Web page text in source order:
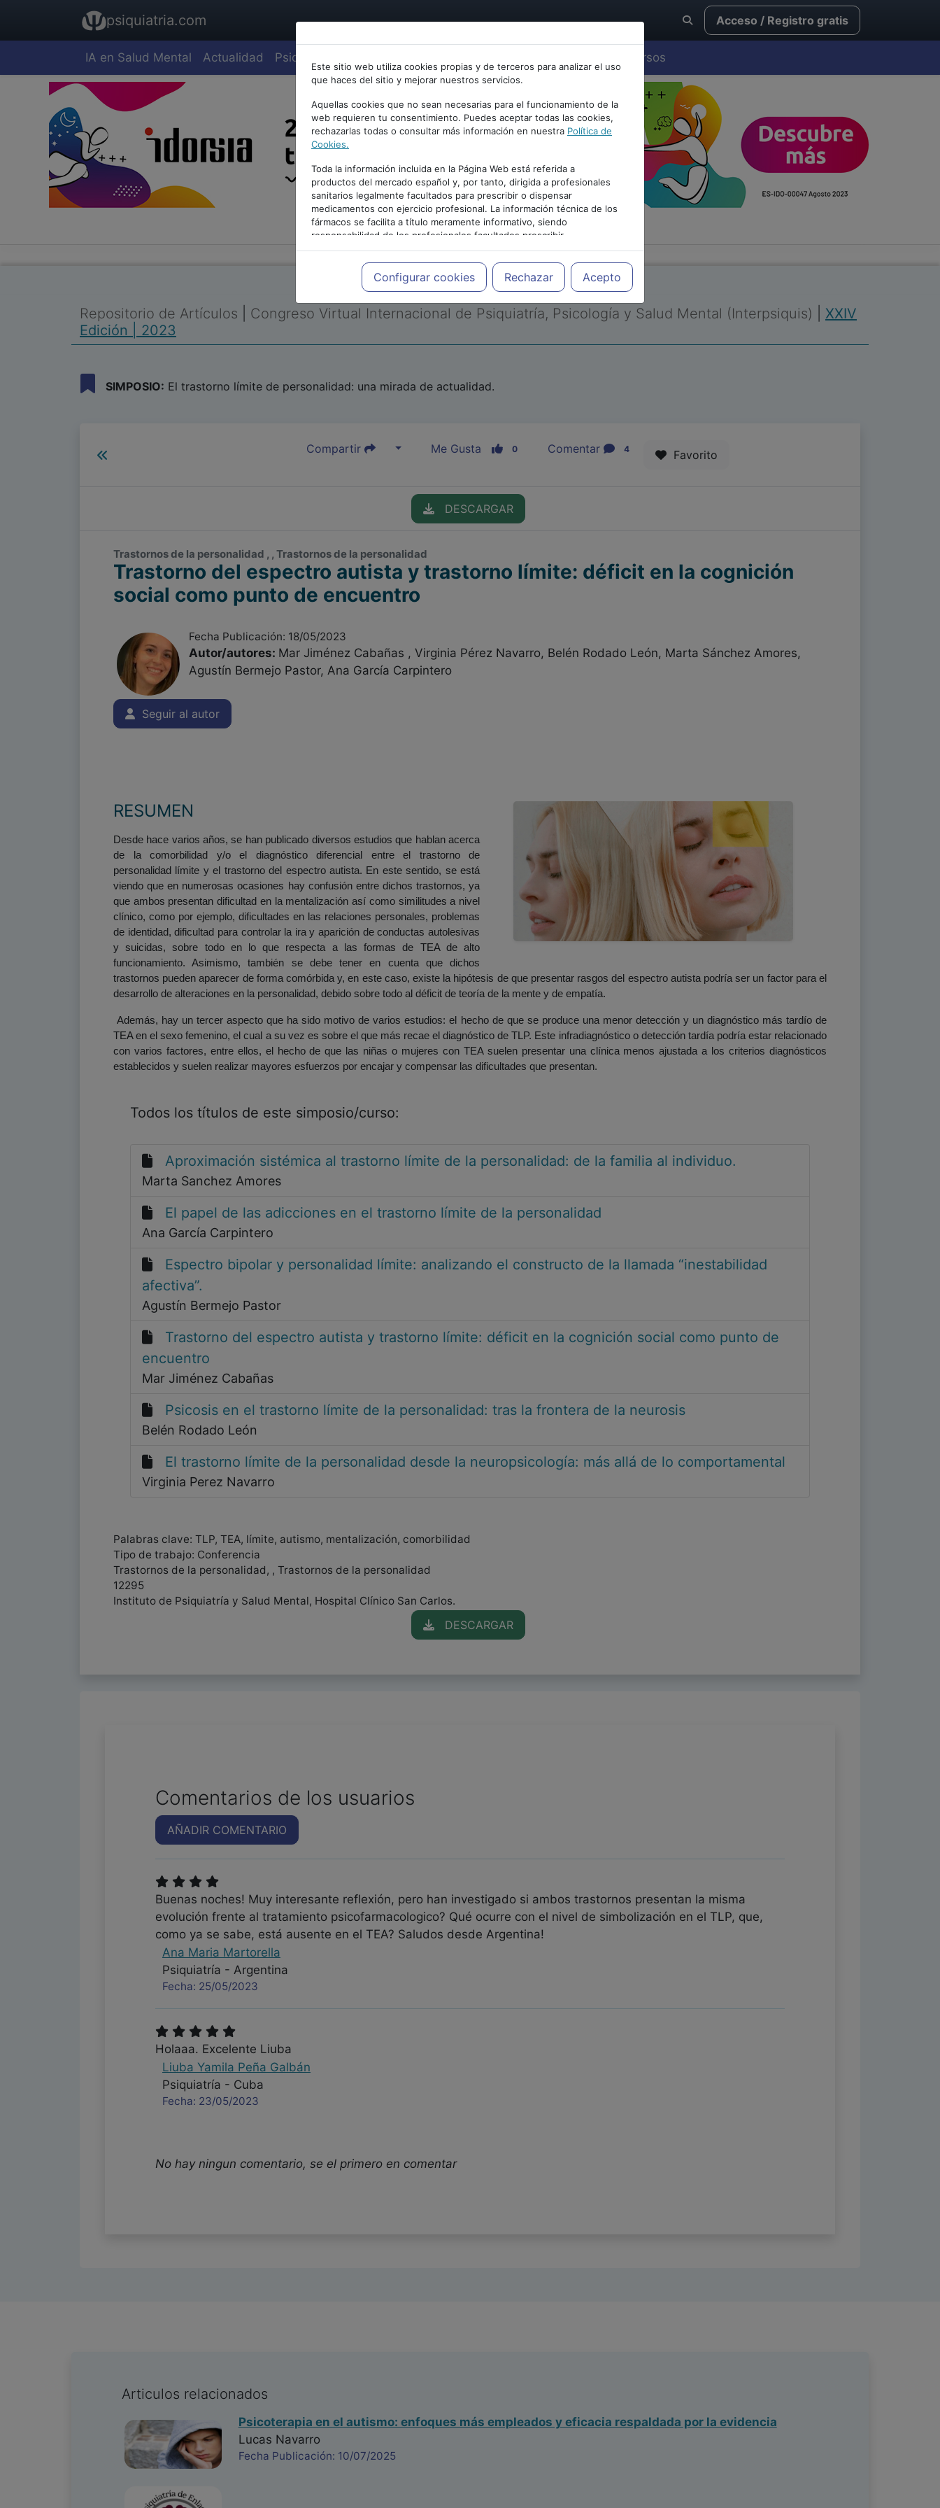
psiquiatria.com Acceso / Registro gratis
IA en Salud Mental Actualidad Psiquiatría Cursos
Este sitio web utiliza cookies propias y de terceros para analizar el uso
que haces del sitio y mejorar nuestros servicios.
Aquellas cookies que no sean necesarias para el funcionamiento de la
web requieren tu consentimiento. Puedes aceptar todas las cookies,
rechazarlas todas o consultar más información en nuestra Política de
Cookies.
Toda la información incluida en la Página Web está referida a
productos del mercado español y, por tanto, dirigida a profesionales
sanitarios legalmente facultados para prescribir o dispensar
medicamentos con ejercicio profesional. La información técnica de los
fármacos se facilita a título meramente informativo, siendo
responsabilidad de los profesionales facultados prescribir
medicamentos y decidir, en cada caso concreto, el tratamiento más
adecuado a las necesidades del paciente.
Configurar cookies Rechazar Acepto
PUBLICIDAD
Repositorio de Artículos Congreso Virtual Internacional de Psiquiatría, Psicología y Salud Mental (Interpsiquis)
XXIV
Edición | 2023
SIMPOSIO: El trastorno límite de personalidad: una mirada de actualidad.
Compartir Me Gusta 0 Comentar 4 Favorito
DESCARGAR
Trastornos de la personalidad , , Trastornos de la personalidad
Trastorno del espectro autista y trastorno límite: déficit en la cognición
social como punto de encuentro
Fecha Publicación: 18/05/2023
Autor/autores: Mar Jiménez Cabañas , Virginia Pérez Navarro, Belén Rodado León, Marta Sánchez Amores,
Agustín Bermejo Pastor, Ana García Carpintero
Seguir al autor
RESUMEN
Desde hace varios años, se han publicado diversos estudios que hablan acerca
de la comorbilidad y/o el diagnóstico diferencial entre el trastorno de
personalidad límite y el trastorno del espectro autista. En este sentido, se está
viendo que en numerosas ocasiones hay confusión entre dichos trastornos, ya
que ambos presentan dificultad en la mentalización así como similitudes a nivel
clínico, como por ejemplo, dificultades en las relaciones personales, problemas
de identidad, dificultad para controlar la ira y aparición de conductas autolesivas
y suicidas, sobre todo en lo que respecta a las formas de TEA de alto
funcionamiento. Asimismo, también se debe tener en cuenta que dichos
trastornos pueden aparecer de forma comórbida y, en este caso, existe la hipótesis de que presentar rasgos del espectro autista podría ser un factor para el
desarrollo de alteraciones en la personalidad, debido sobre todo al déficit de teoría de la mente y de empatía.
Además, hay un tercer aspecto que ha sido motivo de varios estudios: el hecho de que se produce una menor detección y un diagnóstico más tardío de
TEA en el sexo femenino, el cual a su vez es sobre el que más recae el diagnóstico de TLP. Este infradiagnóstico o detección tardía podría estar relacionado
con varios factores, entre ellos, el hecho de que las niñas o mujeres con TEA suelen presentar una clínica menos ajustada a los criterios diagnósticos
establecidos y suelen realizar mayores esfuerzos por encajar y compensar las dificultades que presentan.
Todos los títulos de este simposio/curso:
Aproximación sistémica al trastorno límite de la personalidad: de la familia al individuo.
Marta Sanchez Amores
El papel de las adicciones en el trastorno límite de la personalidad
Ana García Carpintero
Espectro bipolar y personalidad límite: analizando el constructo de la llamada “inestabilidad
afectiva”.
Agustín Bermejo Pastor
Trastorno del espectro autista y trastorno límite: déficit en la cognición social como punto de
encuentro
Mar Jiménez Cabañas
Psicosis en el trastorno límite de la personalidad: tras la frontera de la neurosis
Belén Rodado León
El trastorno límite de la personalidad desde la neuropsicología: más allá de lo comportamental
Virginia Perez Navarro
Palabras clave: TLP, TEA, límite, autismo, mentalización, comorbilidad
Tipo de trabajo: Conferencia
Trastornos de la personalidad, , Trastornos de la personalidad
12295
Instituto de Psiquiatría y Salud Mental, Hospital Clínico San Carlos.
DESCARGAR
Comentarios de los usuarios
AÑADIR COMENTARIO
Buenas noches! Muy interesante reflexión, pero han investigado si ambos trastornos presentan la misma
evolución frente al tratamiento psicofarmacologico? Qué ocurre con el nivel de simbolización en el TLP, que,
como ya se sabe, está ausente en el TEA? Saludos desde Argentina!
Ana Maria Martorella
Psiquiatría - Argentina
Fecha: 25/05/2023
Holaaa. Excelente Liuba
Liuba Yamila Peña Galbán
Psiquiatría - Cuba
Fecha: 23/05/2023
No hay ningun comentario, se el primero en comentar
Articulos relacionados
Psicoterapia en el autismo: enfoques más empleados y eficacia respaldada por la evidencia
Lucas Navarro
Fecha Publicación: 10/07/2025